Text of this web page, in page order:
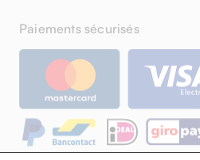
Paiements sécurisés